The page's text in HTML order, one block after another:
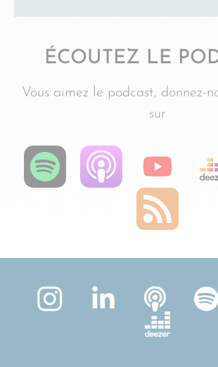
ÉCOUTEZ LE
Vous aimez le podcast, donnez-
sur